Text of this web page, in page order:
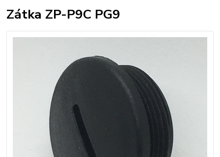
Zátka ZP-P9C PG9